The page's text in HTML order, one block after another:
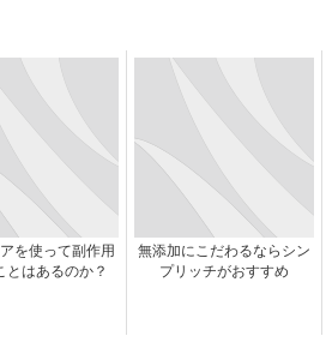
を使って副作用
とはあるのか？
無添加にこだわるならシン
プリッチがおすすめ